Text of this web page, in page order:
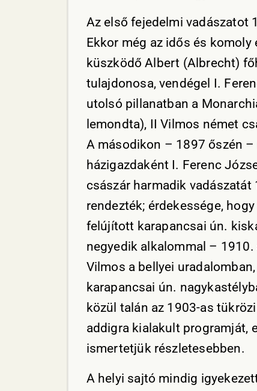
Az első fejedelmi vadászatot
Ekkor még az idős és
küszködő Albert (Albrecht)
tulajdonosa, vendégel I.
utolsó pillanatban a
lemondta), II Vilmos német
A másodikon – 1897 őszén
házigazdaként I. Ferenc
császár harmadik
rendezték; érdekessége,
felújított karapancsai ún.
negyedik alkalommal –
Vilmos a bellyei
karapancsai ún.
közül talán az 1903-as
addigra kialakult programját,
ismertetjük részletesebben.
A helyi sajtó mindig